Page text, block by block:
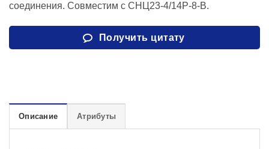
соединения. Совместим с СНЦ23-4/14Р-8-В.
Получить цитату
Описание Атрибуты